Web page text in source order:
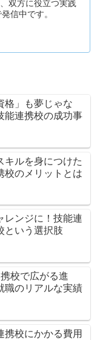
双方に役立つ実践
信中です。
格」も夢じゃな
能連携校の成功事
キルを身につけた
校のメリットとは
レンジに！技能連
という選択肢
校で広がる進
職のリアルな実績
携校にかかる費用